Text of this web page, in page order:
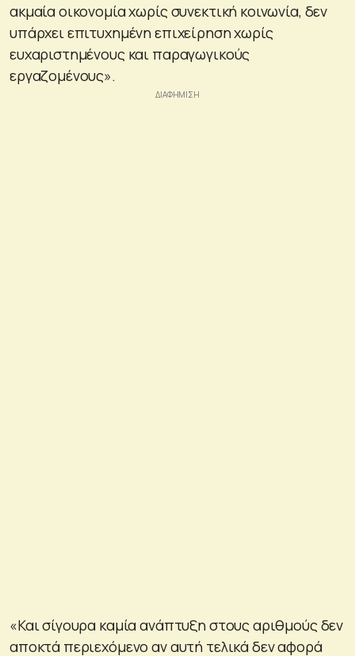
ακμαία οικονομία χωρίς συνεκτική κοινωνία, δεν
υπάρχει επιτυχημένη επιχείρηση χωρίς
ευχαριστημένους και παραγωγικούς
εργαζομένους».
«Και σίγουρα καμία ανάπτυξη στους αριθμούς δεν
αποκτά περιεχόμενο αν αυτή τελικά δεν αφορά